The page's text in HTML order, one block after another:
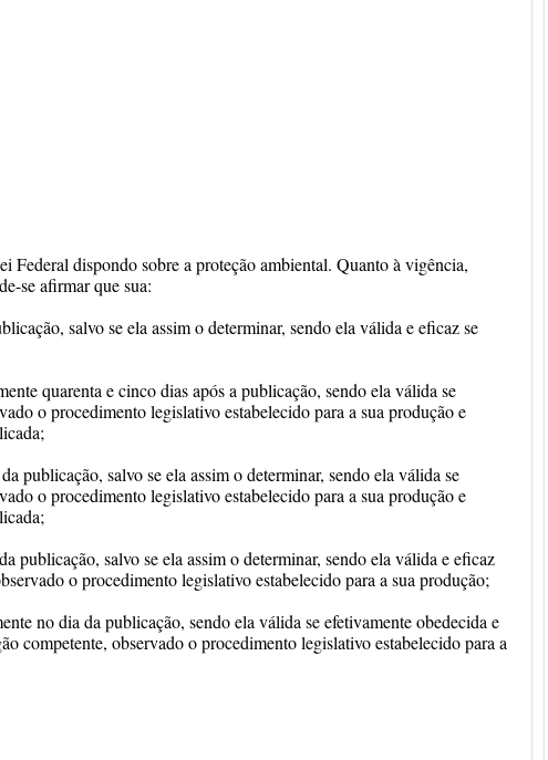
dispondo sobre a proteção ambiental. Quanto à vigência,
se afirmar que sua:
salvo se ela assim o determinar, sendo ela válida e eficaz se
quarenta e cinco dias após a publicação, sendo ela válida se
o procedimento legislativo estabelecido para a sua produção e
publicação, salvo se ela assim o determinar, sendo ela válida se
o procedimento legislativo estabelecido para a sua produção e
publicação, salvo se ela assim o determinar, sendo ela válida e eficaz
o procedimento legislativo estabelecido para a sua produção;
no dia da publicação, sendo ela válida se efetivamente obedecida e
competente, observado o procedimento legislativo estabelecido para a